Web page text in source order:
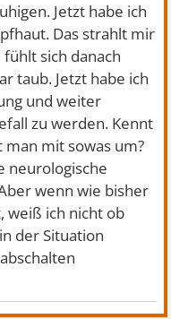
Jetzt habe ich
Das strahlt mir
sich danach
taub. Jetzt habe ich
und weiter
zu werden. Kennt
man mit sowas um?
neurologische
wenn wie bisher
weiß ich nicht ob
der Situation